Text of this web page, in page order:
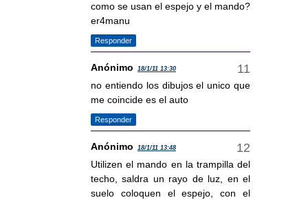
como se usan el espejo y el mando?
er4manu
Responder
Anónimo 18/1/11 13:30
no entiendo los dibujos el unico que
me coincide es el auto
Responder
Anónimo 18/1/11 13:48
Utilizen el mando en la trampilla del
techo, saldra un rayo de luz, en el
suelo coloquen el espejo, con el